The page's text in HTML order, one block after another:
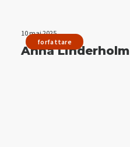
forfattare
10 maj 2025
Anna Linderholm